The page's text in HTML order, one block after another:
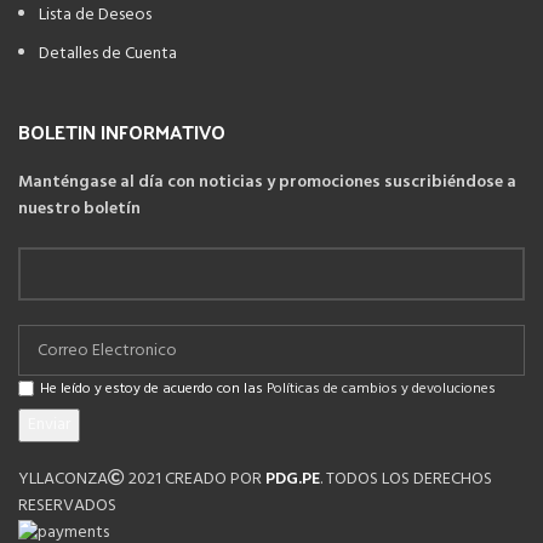
Lista de Deseos
Detalles de Cuenta
BOLETIN INFORMATIVO
Manténgase al día con noticias y promociones suscribiéndose a
nuestro boletín
He leído y estoy de acuerdo con las Políticas de cambios y devoluciones
YLLACONZA 2021 CREADO PORPDG.PE. TODOS LOS DERECHOS
RESERVADOS